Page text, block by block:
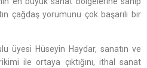
çağdaş yorumunu çok başarılı bir
üyesi Hüseyin Haydar, sanatın ve
ile ortaya çıktığını, ithal sanat